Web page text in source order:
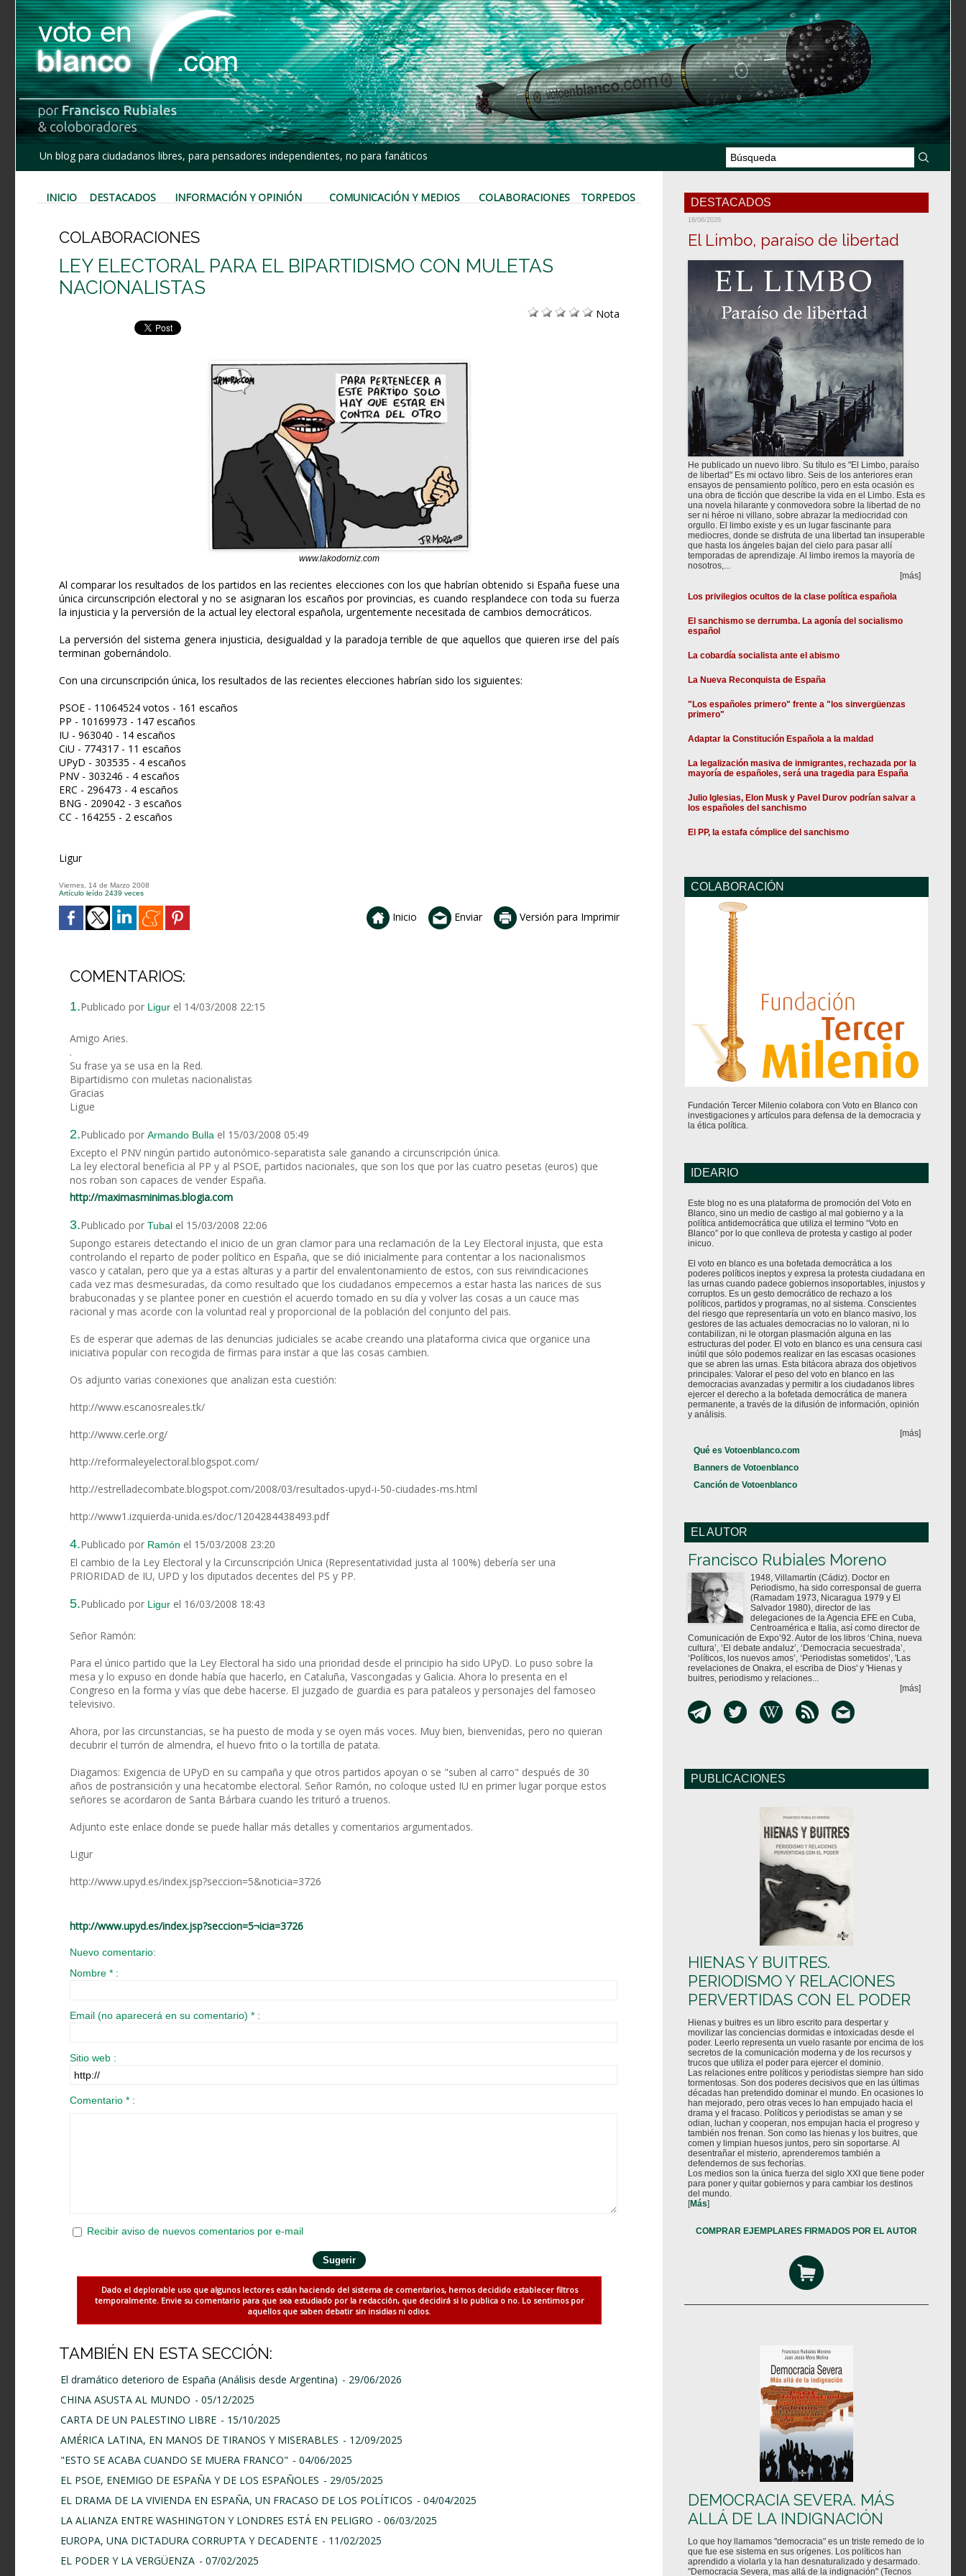
Un blog para ciudadanos libres, para pensadores independientes, no para fanáticos
INICIO DESTACADOS INFORMACIÓN Y OPINIÓN COMUNICACIÓN Y MEDIOS COLABORACIONES TORPEDOS
COLABORACIONES
LEY ELECTORAL PARA EL BIPARTIDISMO CON MULETAS
NACIONALISTAS
Nota
www.lakodorniz.com
Al comparar los resultados de los partidos en las recientes elecciones con los que habrían obtenido si España fuese una
única circunscripción electoral y no se asignaran los escaños por provincias, es cuando resplandece con toda su fuerza
la injusticia y la perversión de la actual ley electoral española, urgentemente necesitada de cambios democráticos.
La perversión del sistema genera injusticia, desigualdad y la paradoja terrible de que aquellos que quieren irse del país
terminan gobernándolo.
Con una circunscripción única, los resultados de las recientes elecciones habrían sido los siguientes:
PSOE - 11064524 votos - 161 escaños
PP - 10169973 - 147 escaños
IU - 963040 - 14 escaños
CiU - 774317 - 11 escaños
UPyD - 303535 - 4 escaños
PNV - 303246 - 4 escaños
ERC - 296473 - 4 escaños
BNG - 209042 - 3 escaños
CC - 164255 - 2 escaños
Ligur
Viernes, 14 de Marzo 2008
Artículo leído 2439 veces
Inicio Enviar Versión para Imprimir
COMENTARIOS:
1.Publicado por Ligur el 14/03/2008 22:15
Amigo Aries.
.
Su frase ya se usa en la Red.
Bipartidismo con muletas nacionalistas
Gracias
Ligue
2.Publicado por Armando Bulla el 15/03/2008 05:49
Excepto el PNV ningún partido autonómico-separatista sale ganando a circunscripción única.
La ley electoral beneficia al PP y al PSOE, partidos nacionales, que son los que por las cuatro pesetas (euros) que
nos roban son capaces de vender España.
http://maximasminimas.blogia.com
3.Publicado por Tubal el 15/03/2008 22:06
Supongo estareis detectando el inicio de un gran clamor para una reclamación de la Ley Electoral injusta, que esta
controlando el reparto de poder político en España, que se dió inicialmente para contentar a los nacionalismos
vasco y catalan, pero que ya a estas alturas y a partir del envalentonamiento de estos, con sus reivindicaciones
cada vez mas desmesuradas, da como resultado que los ciudadanos empecemos a estar hasta las narices de sus
brabuconadas y se plantee poner en cuestión el acuerdo tomado en su día y volver las cosas a un cauce mas
racional y mas acorde con la voluntad real y proporcional de la población del conjunto del pais.
Es de esperar que ademas de las denuncias judiciales se acabe creando una plataforma civica que organice una
iniciativa popular con recogida de firmas para instar a que las cosas cambien.
Os adjunto varias conexiones que analizan esta cuestión:
http://www.escanosreales.tk/
http://www.cerle.org/
http://reformaleyelectoral.blogspot.com/
http://estrelladecombate.blogspot.com/2008/03/resultados-upyd-i-50-ciudades-ms.html
http://www1.izquierda-unida.es/doc/1204284438493.pdf
4.Publicado por Ramón el 15/03/2008 23:20
El cambio de la Ley Electoral y la Circunscripción Unica (Representatividad justa al 100%) debería ser una
PRIORIDAD de IU, UPD y los diputados decentes del PS y PP.
5.Publicado por Ligur el 16/03/2008 18:43
Señor Ramón:
Para el único partido que la Ley Electoral ha sido una prioridad desde el principio ha sido UPyD. Lo puso sobre la
mesa y lo expuso en donde había que hacerlo, en Cataluña, Vascongadas y Galicia. Ahora lo presenta en el
Congreso en la forma y vías que debe hacerse. El juzgado de guardia es para pataleos y personajes del famoseo
televisivo.
Ahora, por las circunstancias, se ha puesto de moda y se oyen más voces. Muy bien, bienvenidas, pero no quieran
decubrir el turrón de almendra, el huevo frito o la tortilla de patata.
Diagamos: Exigencia de UPyD en su campaña y que otros partidos apoyan o se "suben al carro" después de 30
años de postransición y una hecatombe electoral. Señor Ramón, no coloque usted IU en primer lugar porque estos
señores se acordaron de Santa Bárbara cuando les trituró a truenos.
Adjunto este enlace donde se puede hallar más detalles y comentarios argumentados.
Ligur
http://www.upyd.es/index.jsp?seccion=5&noticia=3726
http://www.upyd.es/index.jsp?seccion=5¬icia=3726
Nuevo comentario:
Nombre * :
Email (no aparecerá en su comentario) * :
Sitio web :
Comentario * :
Recibir aviso de nuevos comentarios por e-mail
Dado el deplorable uso que algunos lectores están haciendo del sistema de comentarios, hemos decidido establecer filtros
temporalmente. Envie su comentario para que sea estudiado por la redacción, que decidirá si lo publica o no. Lo sentimos por
aquellos que saben debatir sin insidias ni odios.
TAMBIÉN EN ESTA SECCIÓN:
El dramático deterioro de España (Análisis desde Argentina) - 29/06/2026
CHINA ASUSTA AL MUNDO - 05/12/2025
CARTA DE UN PALESTINO LIBRE - 15/10/2025
AMÉRICA LATINA, EN MANOS DE TIRANOS Y MISERABLES - 12/09/2025
"ESTO SE ACABA CUANDO SE MUERA FRANCO" - 04/06/2025
EL PSOE, ENEMIGO DE ESPAÑA Y DE LOS ESPAÑOLES - 29/05/2025
EL DRAMA DE LA VIVIENDA EN ESPAÑA, UN FRACASO DE LOS POLÍTICOS - 04/04/2025
LA ALIANZA ENTRE WASHINGTON Y LONDRES ESTÁ EN PELIGRO - 06/03/2025
EUROPA, UNA DICTADURA CORRUPTA Y DECADENTE - 11/02/2025
EL PODER Y LA VERGÜENZA - 07/02/2025
DESTACADOS
18/06/2026
El Limbo, paraíso de libertad
He publicado un nuevo libro. Su título es "El Limbo, paraíso
de libertad" Es mi octavo libro. Seis de los anteriores eran
ensayos de pensamiento político, pero en esta ocasión es
una obra de ficción que describe la vida en el Limbo. Esta es
una novela hilarante y conmovedora sobre la libertad de no
ser ni héroe ni villano, sobre abrazar la mediocridad con
orgullo. El limbo existe y es un lugar fascinante para
mediocres, donde se disfruta de una libertad tan insuperable
que hasta los ángeles bajan del cielo para pasar allí
temporadas de aprendizaje. Al limbo iremos la mayoría de
nosotros,...
[más]
Los privilegios ocultos de la clase política española
El sanchismo se derrumba. La agonía del socialismo
español
La cobardía socialista ante el abismo
La Nueva Reconquista de España
"Los españoles primero" frente a "los sinvergüenzas
primero"
Adaptar la Constitución Española a la maldad
La legalización masiva de inmigrantes, rechazada por la
mayoría de españoles, será una tragedia para España
Julio Iglesias, Elon Musk y Pavel Durov podrían salvar a
los españoles del sanchismo
El PP, la estafa cómplice del sanchismo
COLABORACIÓN
Fundación Tercer Milenio colabora con Voto en Blanco con
investigaciones y artículos para defensa de la democracia y
la ética política.
IDEARIO
Este blog no es una plataforma de promoción del Voto en
Blanco, sino un medio de castigo al mal gobierno y a la
política antidemocrática que utiliza el termino “Voto en
Blanco” por lo que conlleva de protesta y castigo al poder
inicuo.
El voto en blanco es una bofetada democrática a los
poderes políticos ineptos y expresa la protesta ciudadana en
las urnas cuando padece gobiernos insoportables, injustos y
corruptos. Es un gesto democrático de rechazo a los
políticos, partidos y programas, no al sistema. Conscientes
del riesgo que representaría un voto en blanco masivo, los
gestores de las actuales democracias no lo valoran, ni lo
contabilizan, ni le otorgan plasmación alguna en las
estructuras del poder. El voto en blanco es una censura casi
inútil que sólo podemos realizar en las escasas ocasiones
que se abren las urnas. Esta bitácora abraza dos objetivos
principales: Valorar el peso del voto en blanco en las
democracias avanzadas y permitir a los ciudadanos libres
ejercer el derecho a la bofetada democrática de manera
permanente, a través de la difusión de información, opinión
y análisis.
[más]
Qué es Votoenblanco.com
Banners de Votoenblanco
Canción de Votoenblanco
EL AUTOR
Francisco Rubiales Moreno
1948, Villamartín (Cádiz). Doctor en
Periodismo, ha sido corresponsal de guerra
(Ramadam 1973, Nicaragua 1979 y El
Salvador 1980), director de las
delegaciones de la Agencia EFE en Cuba,
Centroamérica e Italia, así como director de
Comunicación de Expo’92. Autor de los libros ‘China, nueva
cultura’, ‘El debate andaluz’, ‘Democracia secuestrada’,
‘Políticos, los nuevos amos’, ‘Periodistas sometidos’, 'Las
revelaciones de Onakra, el escriba de Dios' y 'Hienas y
buitres, periodismo y relaciones...
[más]
PUBLICACIONES
HIENAS Y BUITRES.
PERIODISMO Y RELACIONES
PERVERTIDAS CON EL PODER
Hienas y buitres es un libro escrito para despertar y
movilizar las conciencias dormidas e intoxicadas desde el
poder. Leerlo representa un vuelo rasante por encima de los
secretos de la comunicación moderna y de los recursos y
trucos que utiliza el poder para ejercer el dominio.
Las relaciones entre políticos y periodistas siempre han sido
tormentosas. Son dos poderes decisivos que en las últimas
décadas han pretendido dominar el mundo. En ocasiones lo
han mejorado, pero otras veces lo han empujado hacia el
drama y el fracaso. Políticos y periodistas se aman y se
odian, luchan y cooperan, nos empujan hacia el progreso y
también nos frenan. Son como las hienas y los buitres, que
comen y limpian huesos juntos, pero sin soportarse. Al
desentrañar el misterio, aprenderemos también a
defendernos de sus fechorías.
Los medios son la única fuerza del siglo XXI que tiene poder
para poner y quitar gobiernos y para cambiar los destinos
del mundo.
[Más]
COMPRAR EJEMPLARES FIRMADOS POR EL AUTOR
DEMOCRACIA SEVERA. MÁS
ALLÁ DE LA INDIGNACIÓN
Lo que hoy llamamos "democracia" es un triste remedo de lo
que fue ese sistema en sus orígenes. Los políticos han
aprendido a violarla y la han desnaturalizado y desarmado.
"Democracia Severa, mas allá de la indignación" (Tecnos